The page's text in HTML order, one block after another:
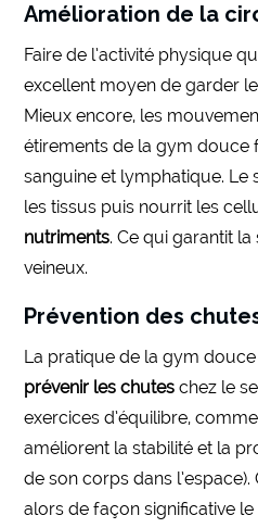
Amélioration de la
Faire de l’activité physique
excellent moyen de garder
Mieux encore, les
étirements de la gym douce
sanguine et lymphatique. Le
les tissus puis nourrit les
nutriments. Ce qui garantit
veineux.
Prévention des
La pratique de la gym
prévenir les chutes chez le
exercices d’équilibre,
améliorent la stabilité et la
de son corps dans
alors de façon significative